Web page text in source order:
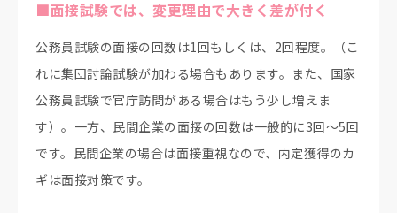
■面接試験では、変更理由で大きく差が付く
公務員試験の面接の回数は1回もしくは、2回程度。（こ
れに集団討論試験が加わる場合もあります。また、国家
公務員試験で官庁訪問がある場合はもう少し増えま
す）。一方、民間企業の面接の回数は一般的に3回～5回
です。民間企業の場合は面接重視なので、内定獲得のカ
ギは面接対策です。